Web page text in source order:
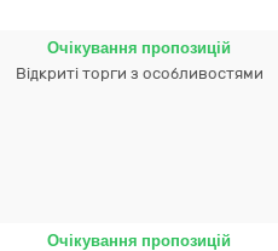
Очікування пропозицій
Відкриті торги з особливостями
Очікування пропозицій